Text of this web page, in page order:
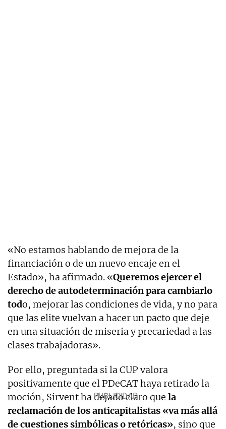
«No estamos hablando de mejora de la
financiación o de un nuevo encaje en el
Estado», ha afirmado. «Queremos ejercer el
derecho de autodeterminación para cambiarlo
todo, mejorar las condiciones de vida, y no para
que las elite vuelvan a hacer un pacto que deje
en una situación de miseria y precariedad a las
clases trabajadoras».
Por ello, preguntada si la CUP valora
positivamente que el PDeCAT haya retirado la
moción, Sirvent ha dejado claro que la
reclamación de los anticapitalistas «va más allá
de cuestiones simbólicas o retóricas», sino que